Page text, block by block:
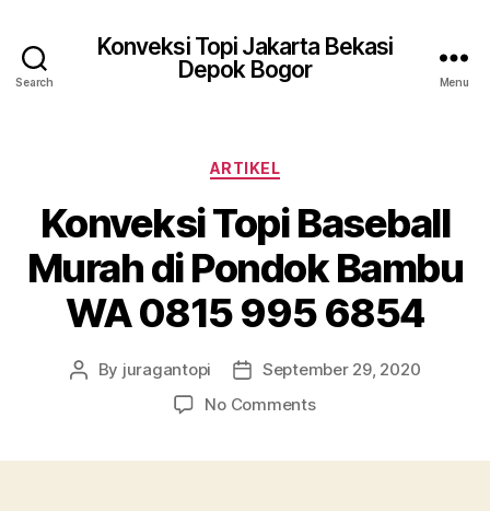
Search
Konveksi Topi Jakarta Bekasi
Depok Bogor
Menu
Categories
ARTIKEL
Konveksi Topi Baseball
Murah di Pondok Bambu
WA 0815 995 6854
Post
By juragantopi
PostSeptember 29, 2020
No Commentson